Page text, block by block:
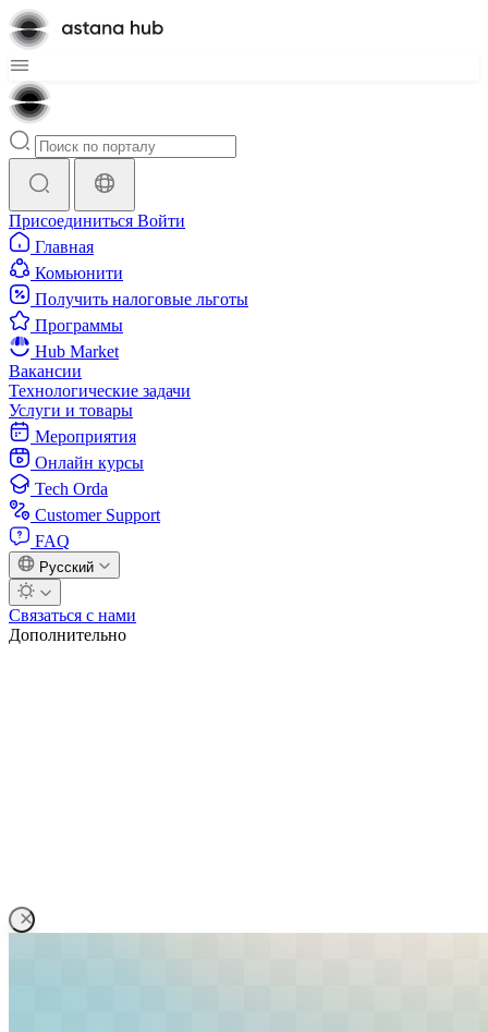
Присоединиться Войти
Главная
Комьюнити
Получить налоговые льготы
Программы
Hub Market
Вакансии
Технологические задачи
Услуги и товары
Мероприятия
Онлайн курсы
Tech Orda
Customer Support
FAQ
Русский
Связаться с нами
Дополнительно